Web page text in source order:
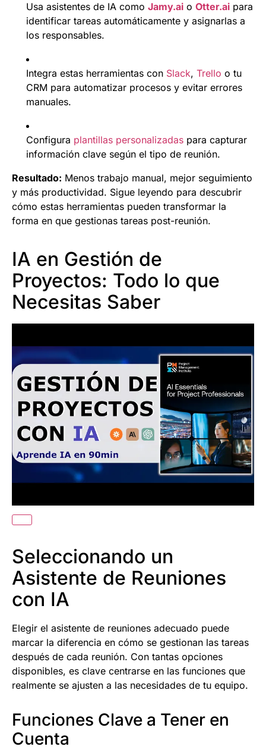
Usa asistentes de IA como Jamy.ai o Otter.ai para
identificar tareas automáticamente y asignarlas a
los responsables.
Integra estas herramientas con Slack, Trello o tu
CRM para automatizar procesos y evitar errores
manuales.
Configura plantillas personalizadas para capturar
información clave según el tipo de reunión.
Resultado: Menos trabajo manual, mejor seguimiento
y más productividad. Sigue leyendo para descubrir
cómo estas herramientas pueden transformar la
forma en que gestionas tareas post-reunión.
IA en Gestión de
Proyectos: Todo lo que
Necesitas Saber
Seleccionando un
Asistente de Reuniones
con IA
Elegir el asistente de reuniones adecuado puede
marcar la diferencia en cómo se gestionan las tareas
después de cada reunión. Con tantas opciones
disponibles, es clave centrarse en las funciones que
realmente se ajusten a las necesidades de tu equipo.
Funciones Clave a Tener en
Cuenta